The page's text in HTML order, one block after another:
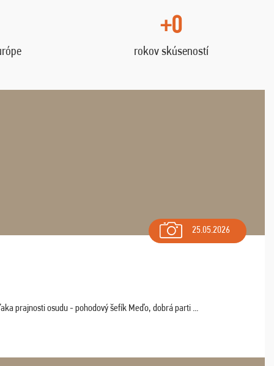
+0
rokov skúseností
25.05.2026
prajnosti osudu - pohodový šefík Meďo, dobrá parti ...